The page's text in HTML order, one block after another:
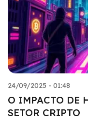
24/09/2025 - 01:48
O IMPACTO DE
SETOR CRIPTO